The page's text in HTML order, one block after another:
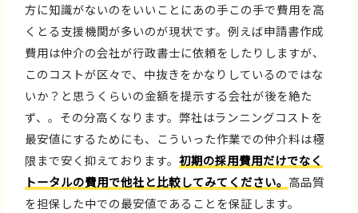
方に知識がないのをいいことにあの手この手で費用を高
くとる支援機関が多いのが現状です。例えば申請書作成
費用は仲介の会社が行政書士に依頼をしたりしますが、
このコストが区々で、中抜きをかなりしているのではな
いか？と思うくらいの金額を提示する会社が後を絶た
ず、。その分高くなります。弊社はランニングコストを
最安値にするためにも、こういった作業での仲介料は極
限まで安く抑えております。初期の採用費用だけでなく
トータルの費用で他社と比較してみてください。 高品質
を担保した中での最安値であることを保証します。